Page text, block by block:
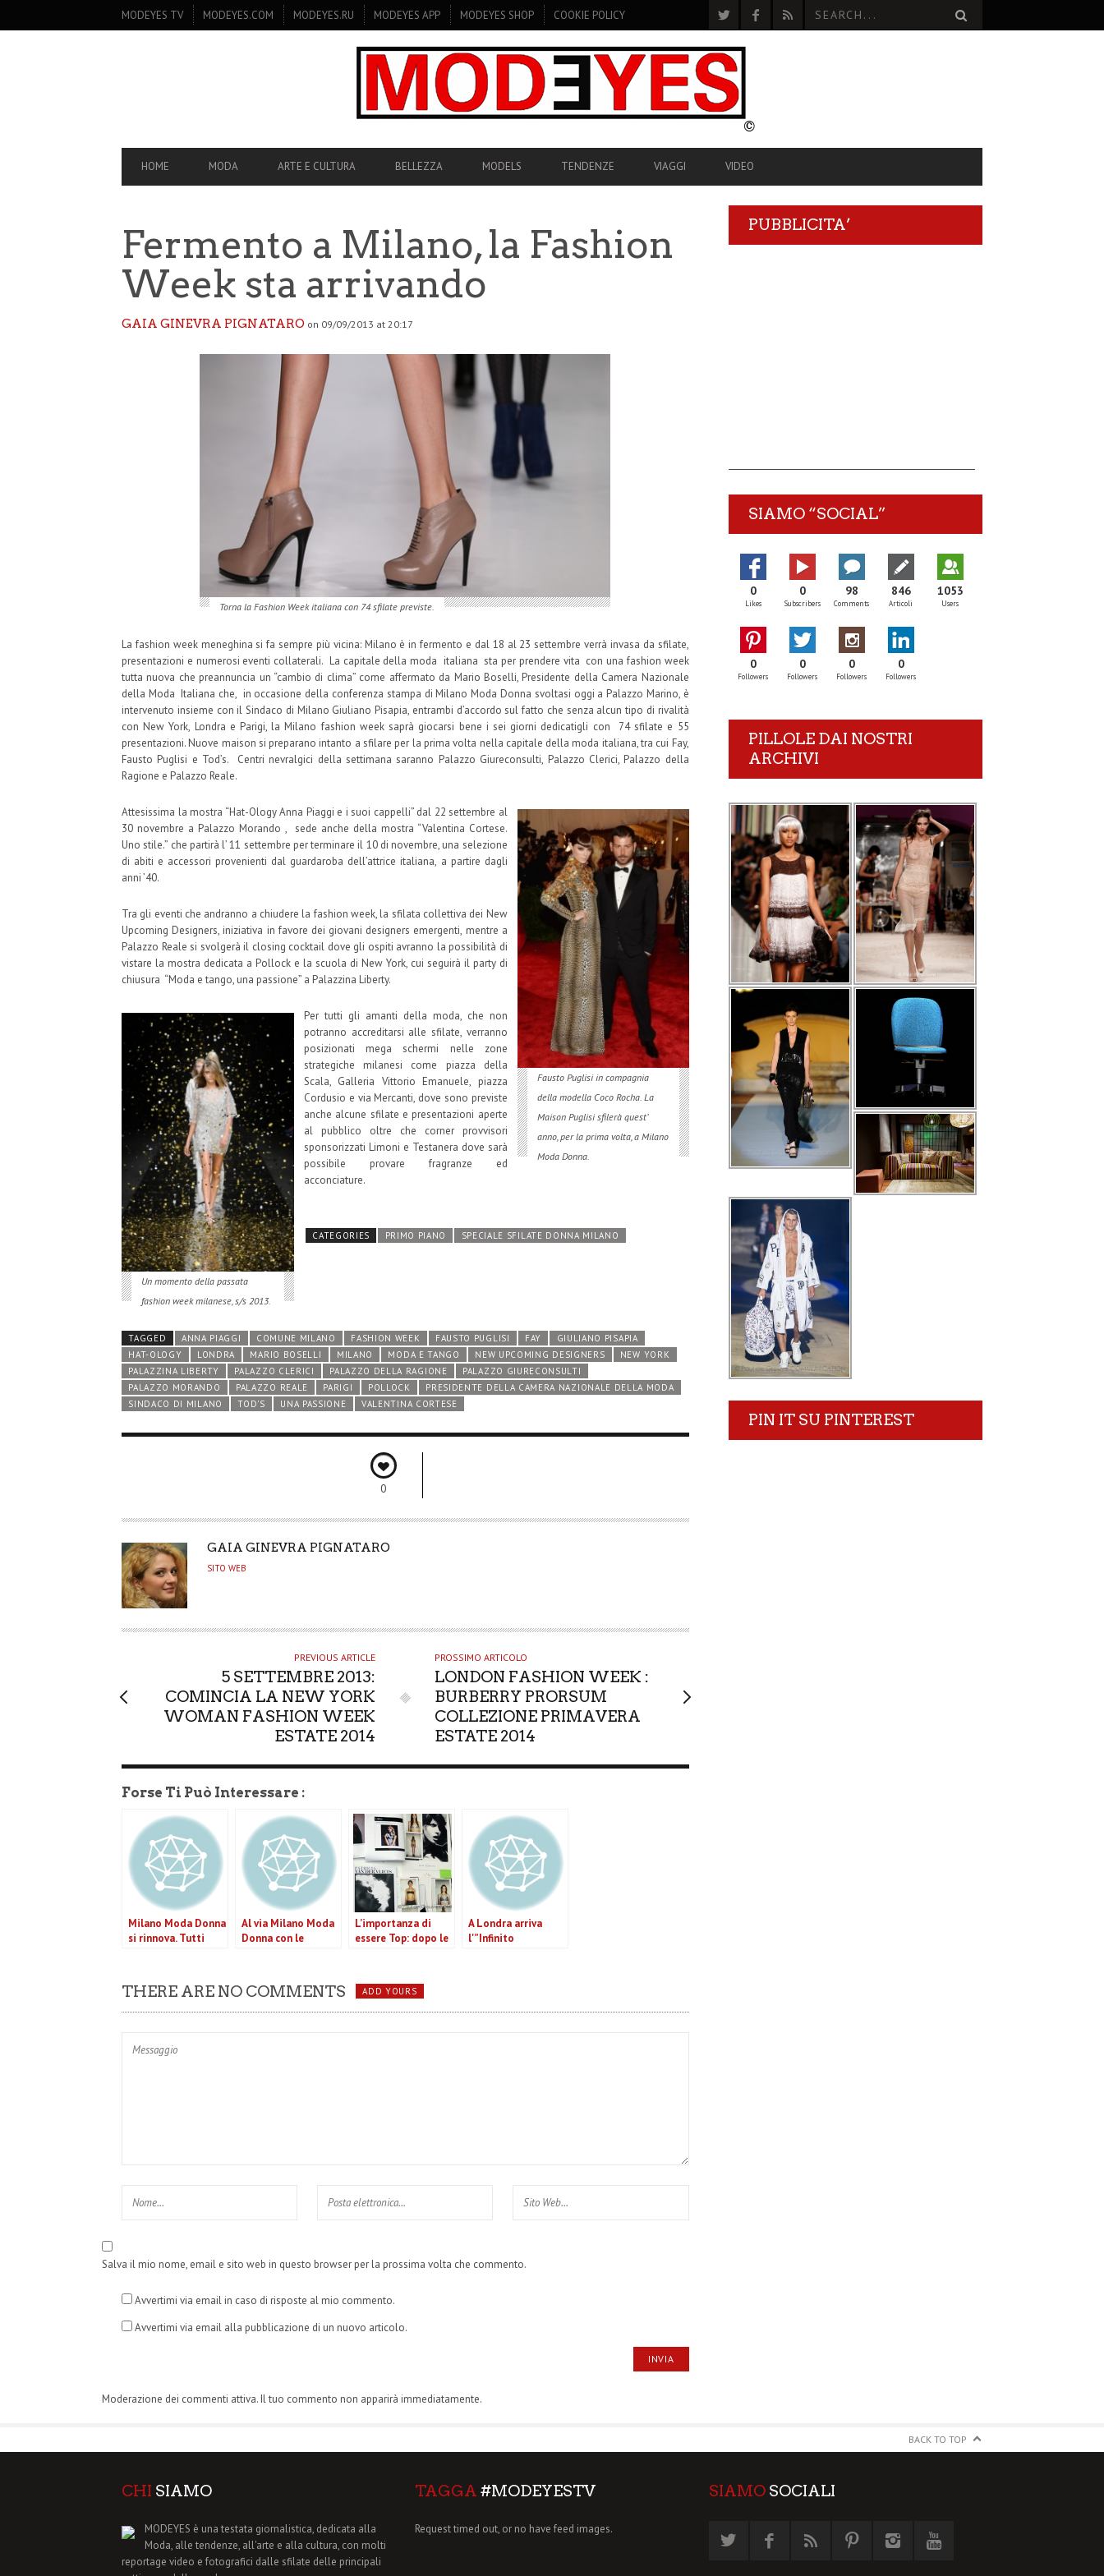
SECONDARY
NAVIGATION
MODEYES TV MODEYES.COM MODEYES.RU MODEYES APP MODEYES SHOP COOKIE POLICY
PRIMARY
NAVIGATION
HOME MODA ARTE E CULTURA BELLEZZA MODELS TENDENZE VIAGGI VIDEO
Fermento a Milano, la Fashion
Week sta arrivando
GAIA GINEVRA PIGNATARO on 09/09/2013 at 20:17
Torna la Fashion Week italiana con 74 sfilate previste.
La fashion week meneghina si fa sempre più vicina: Milano è in fermento e dal 18 al 23 settembre verrà invasa da sfilate,
presentazioni e numerosi eventi collaterali. La capitale della moda italiana sta per prendere vita con una fashion week
tutta nuova che preannuncia un “cambio di clima” come affermato da Mario Boselli, Presidente della Camera Nazionale
della Moda Italiana che, in occasione della conferenza stampa di Milano Moda Donna svoltasi oggi a Palazzo Marino, è
intervenuto insieme con il Sindaco di Milano Giuliano Pisapia, entrambi d’accordo sul fatto che senza alcun tipo di rivalità
con New York, Londra e Parigi, la Milano fashion week saprà giocarsi bene i sei giorni dedicatigli con 74 sfilate e 55
presentazioni. Nuove maison si preparano intanto a sfilare per la prima volta nella capitale della moda italiana, tra cui Fay,
Fausto Puglisi e Tod’s. Centri nevralgici della settimana saranno Palazzo Giureconsulti, Palazzo Clerici, Palazzo della
Ragione e Palazzo Reale.
Fausto Puglisi in compagnia
della modella Coco Rocha. La
Maison Puglisi sfilerà quest’
anno, per la prima volta, a Milano
Moda Donna.
Attesissima la mostra “Hat-Ology Anna Piaggi e i suoi cappelli” dal 22 settembre al
30 novembre a Palazzo Morando , sede anche della mostra “Valentina Cortese.
Uno stile.” che partirà l’ 11 settembre per terminare il 10 di novembre, una selezione
di abiti e accessori provenienti dal guardaroba dell’attrice italiana, a partire dagli
anni ’40.
Tra gli eventi che andranno a chiudere la fashion week, la sfilata collettiva dei New
Upcoming Designers, iniziativa in favore dei giovani designers emergenti, mentre a
Palazzo Reale si svolgerà il closing cocktail dove gli ospiti avranno la possibilità di
vistare la mostra dedicata a Pollock e la scuola di New York, cui seguirà il party di
chiusura “Moda e tango, una passione” a Palazzina Liberty.
Un momento della passata
fashion week milanese, s/s 2013.
Per tutti gli amanti della moda, che non
potranno accreditarsi alle sfilate, verranno
posizionati mega schermi nelle zone
strategiche milanesi come piazza della
Scala, Galleria Vittorio Emanuele, piazza
Cordusio e via Mercanti, dove sono previste
anche alcune sfilate e presentazioni aperte
al pubblico oltre che corner provvisori
sponsorizzati Limoni e Testanera dove sarà
possibile provare fragranze ed
acconciature.
CATEGORIES PRIMO PIANO SPECIALE SFILATE DONNA MILANO
TAGGED ANNA PIAGGI COMUNE MILANO FASHION WEEK FAUSTO PUGLISI FAY
GIULIANO PISAPIA
HAT-OLOGY
LONDRA MARIO BOSELLI MILANO MODA E TANGO NEW UPCOMING DESIGNERS
NEW YORK
PALAZZINA LIBERTY
PALAZZO CLERICI PALAZZO DELLA RAGIONE
PALAZZO GIURECONSULTI
PALAZZO MORANDO
PALAZZO REALE PARIGI POLLOCK
PRESIDENTE DELLA CAMERA NAZIONALE DELLA MODA
SINDACO DI MILANO
TOD'S UNA PASSIONE VALENTINA CORTESE
0
A
U
O
GAIA GINEVRA PIGNATARO
SITO WEB
PREVIOUS ARTICLE
5 SETTEMBRE 2013:
COMINCIA LA NEW YORK
WOMAN FASHION WEEK
ESTATE 2014
PROSSIMO ARTICOLO
LONDON FASHION WEEK :
BURBERRY PRORSUM
COLLEZIONE PRIMAVERA
ESTATE 2014
Forse Ti Può Interessare :
Milano Moda Donna
si rinnova. Tutti
Al via Milano Moda
Donna con le
2011
L’importanza di
essere Top: dopo le
compensi delle
modelle.
A Londra arriva
l'”Infinito
THERE ARE NO COMMENTS ADD YOURS
Salva il mio nome, email e sito web in questo browser per la prossima volta che commento.
Avvertimi via email in caso di risposte al mio commento.
Avvertimi via email alla pubblicazione di un nuovo articolo.
Moderazione dei commenti attiva. Il tuo commento non apparirà immediatamente.
PUBBLICITA’
SIAMO “SOCIAL”
0
Likes
0
Subscribers
98
Comments
846
Articoli
1053
Users
0
Followers
0
Followers
0
Followers
0
Followers
PILLOLE DAI NOSTRI
ARCHIVI
PIN IT SU PINTEREST
BACK TO TOP
CHI SIAMO
MODEYES è una testata giornalistica, dedicata alla
Moda, alle tendenze, all'arte e alla cultura, con molti
reportage video e fotografici dalle sfilate delle principali
TAGGA #MODEYESTV
Request timed out, or no have feed images.
SIAMOSOCIALI